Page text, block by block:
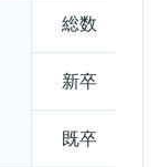
総数
新卒
既卒